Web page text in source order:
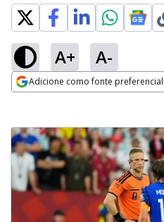
A+ A-
Adicione como fonte